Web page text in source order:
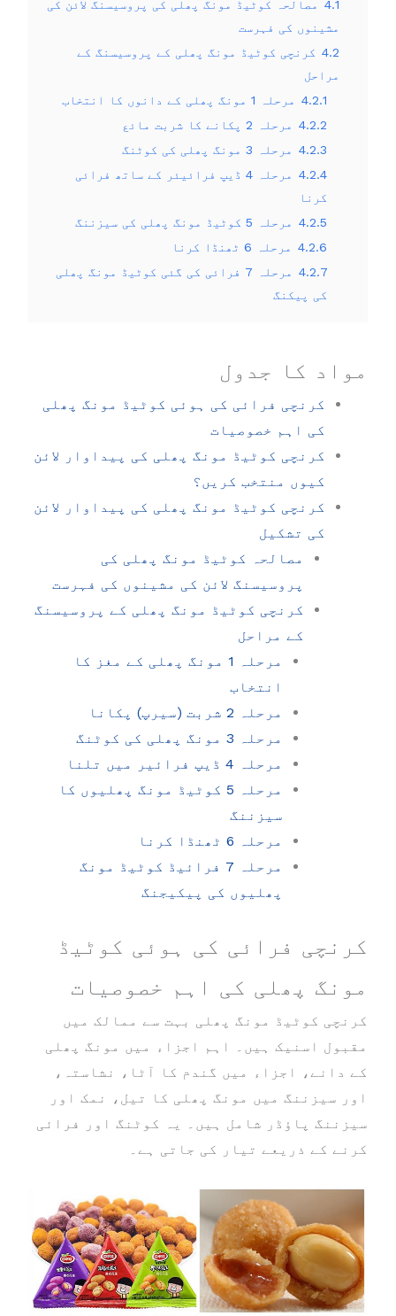
4.1 مصالحہ کوٹیڈ مونگ پھلی کی پروسیسنگ لائن کی
مشینوں کی فہرست
4.2 کرنچی کوٹیڈ مونگ پھلی کے پروسیسنگ کے
مراحل
4.2.1 مرحلہ 1 مونگ پھلی کے دانوں کا انتخاب
4.2.2 مرحلہ 2 پکانے کا شربت مائع
4.2.3 مرحلہ 3 مونگ پھلی کی کوٹنگ
4.2.4
مرحلہ 4 ڈیپ فرائیئر کے ساتھ فرائی
کرنا
4.2.5 مرحلہ 5 کوٹیڈ مونگ پھلی کی سیزننگ
4.2.6 مرحلہ 6 ٹھنڈا کرنا
4.2.7
مرحلہ 7 فرائی کی گئی کوٹیڈ مونگ پھلی
کی پیکنگ
مواد کا جدول
کرنچی فرائی کی ہوئی کوٹیڈ مونگ پھلی
کی اہم خصوصیات
کرنچی کوٹیڈ مونگ پھلی کی پیداوار لائن
کیوں منتخب کریں؟
کرنچی کوٹیڈ مونگ پھلی کی پیداوار لائن
کی تشکیل
مصالحہ کوٹیڈ مونگ پھلی کی
پروسیسنگ لائن کی مشینوں کی فہرست
کرنچی کوٹیڈ مونگ پھلی کے پروسیسنگ
کے مراحل
مرحلہ 1 مونگ پھلی کے مغز کا
انتخاب
مرحلہ 2 شربت (سیرپ) پکانا
مرحلہ 3 مونگ پھلی کی کوٹنگ
مرحلہ 4 ڈیپ فرائیر میں تلنا
مرحلہ 5 کوٹیڈ مونگ پھلیوں کا
سیزننگ
مرحلہ 6 ٹھنڈا کرنا
مرحلہ 7 فرائیڈ کوٹیڈ مونگ
پھلیوں کی پیکیجنگ
کرنچی فرائی کی ہوئی کوٹیڈ
مونگ پھلی کی اہم خصوصیات
کرنچی کوٹیڈ مونگ پھلی بہت سے ممالک میں
مقبول اسنیک ہیں۔ اہم اجزاء میں مونگ پھلی
کے دانے، اجزاء میں گندم کا آٹا، نشاستہ،
اور سیزننگ میں مونگ پھلی کا تیل، نمک اور
سیزننگ پاؤڈر شامل ہیں۔ یہ کوٹنگ اور فرائی
کرنے کے ذریعے تیار کی جاتی ہے۔